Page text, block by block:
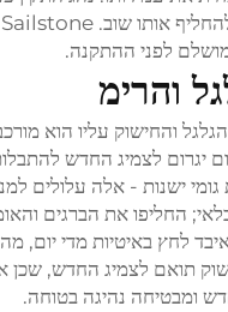
לפני ההתקנה.
והרימ
והחישוק עליו הוא
יגרום לצמיג החדש
גומי ישנות - אלה עלולים
החליפו את הברגים
תואם לצמיג החדש, שכן
ומבטיחה נהיגה בטוחה.